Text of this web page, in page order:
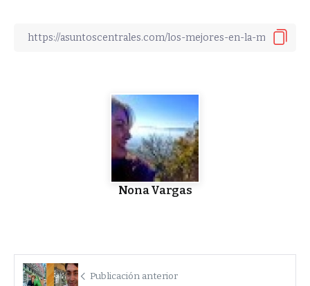
Nona Vargas
Publicación anterior